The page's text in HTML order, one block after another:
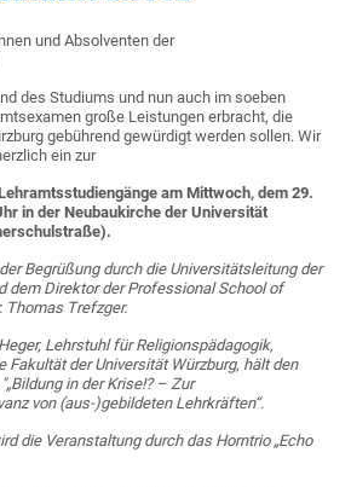
und Absolventen der
des Studiums und nun auch im soeben
große Leistungen erbracht, die
gebührend gewürdigt werden sollen. Wir
ein zur
am Mittwoch, dem 29.
in der Neubaukirche der Universität
Begrüßung durch die Universitätsleitung der
dem Direktor der Professional School of
Thomas Trefzger.
Lehrstuhl für Religionspädagogik,
Fakultät der Universität Würzburg, hält den
in der Krise!? – Zur
von (aus-)gebildeten Lehrkräften“.
die Veranstaltung durch das Horntrio „Echo